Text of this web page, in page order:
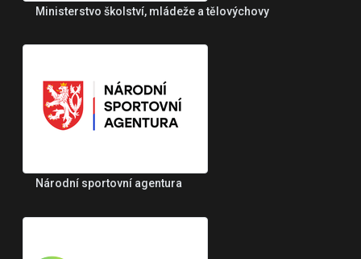
Ministerstvo školství, mládeže a tělovýchovy
Národní sportovní agentura